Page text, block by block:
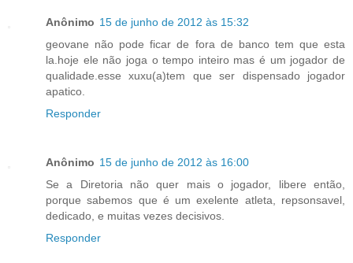
Anônimo 15 de junho de 2012 às 15:32
geovane não pode ficar de fora de banco tem que esta
la.hoje ele não joga o tempo inteiro mas é um jogador de
qualidade.esse xuxu(a)tem que ser dispensado jogador
apatico.
Responder
Anônimo 15 de junho de 2012 às 16:00
Se a Diretoria não quer mais o jogador, libere então,
porque sabemos que é um exelente atleta, repsonsavel,
dedicado, e muitas vezes decisivos.
Responder